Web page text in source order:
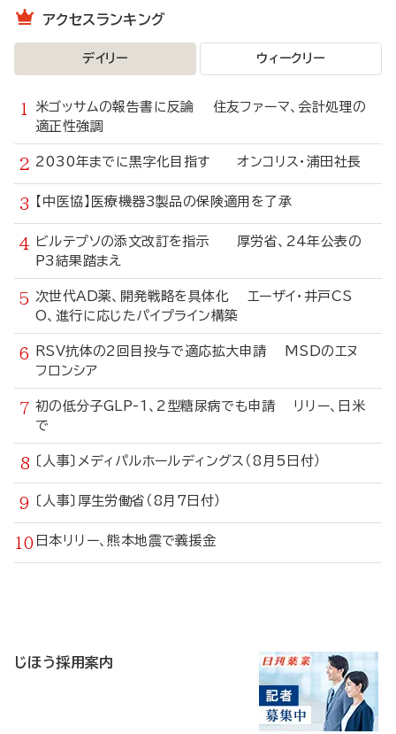
アクセスランキング
デイリー ウィークリー
米ゴッサムの報告書に反論 住友ファーマ、会計処理の
適正性強調
2030年までに黒字化目指す オンコリス・浦田社長
【中医協】医療機器3製品の保険適用を了承
ビルテプソの添文改訂を指示 厚労省、24年公表の
P3結果踏まえ
次世代AD薬、開発戦略を具体化 エーザイ・井戸CS
O、進行に応じたパイプライン構築
RSV抗体の2回目投与で適応拡大申請 MSDのエヌ
フロンシア
初の低分子GLP-1、2型糖尿病でも申請 リリー、日米
で
〔人事〕メディパルホールディングス（8月5日付）
〔人事〕厚生労働省（8月7日付）
日本リリー、熊本地震で義援金
じほう採用案内